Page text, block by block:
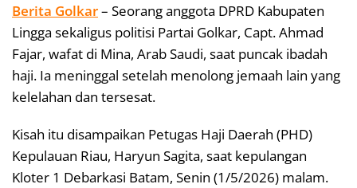
Berita Golkar– Seorang anggota DPRD Kabupaten
Lingga sekaligus politisi Partai Golkar, Capt. Ahmad
Fajar, wafat di Mina, Arab Saudi, saat puncak ibadah
haji. Ia meninggal setelah menolong jemaah lain yang
kelelahan dan tersesat.
Kisah itu disampaikan Petugas Haji Daerah (PHD)
Kepulauan Riau, Haryun Sagita, saat kepulangan
Kloter 1 Debarkasi Batam, Senin (1/5/2026) malam.